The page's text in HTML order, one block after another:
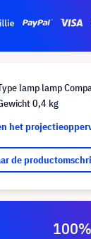
lamp lamp
0,4 kg
het
de